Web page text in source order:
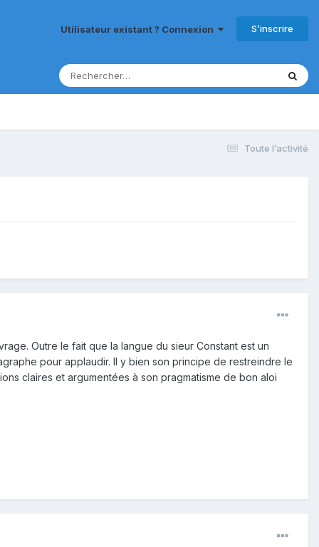
Utilisateur existant ? Connexion S’inscrire
Toute l’activité
Outre le fait que la langue du sieur Constant est un
pour applaudir. Il y bien son principe de restreindre le
claires et argumentées à son pragmatisme de bon aloi